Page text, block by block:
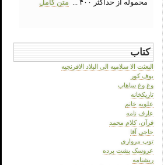
محموله از حداکثر ۴۰۰ ...
متن کامل
کتاب
البعثت الا سلامیه الی البلاد الافرنجیه
بوف کور
وغ وغ ساهاب
تاریکخانه
علویه خانم
عارف نامه
قرآن، کلام محمد
حاجی آقا
توپ مرواری
عروسک پشت پرده
ریشنامه